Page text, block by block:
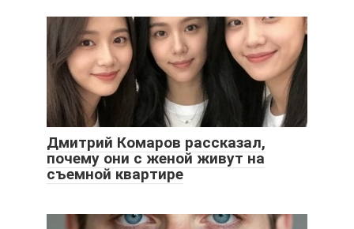
Дмитрий Комаров рассказал,
почему они с женой живут на
съемной квартире